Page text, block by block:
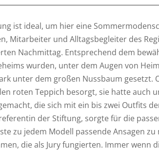
ist ideal, um hier eine
Mitarbeiter und Alltagsbegleiter des
Nachmittag. Entsprechend dem
wurden, unter dem Augen von
unter dem großen Nussbaum gesetzt.
roten Teppich besorgt, sie hatte auch
die sich mit ein bis zwei Outfits
der Stiftung, sorgte für die
zu jedem Modell passende Ansagen
die als Jury fungierten. Immer wenn